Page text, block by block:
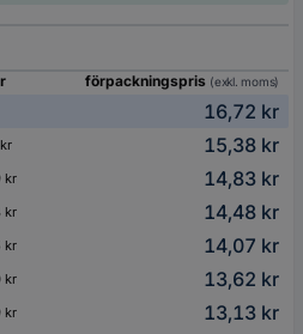
förpackningspris (exkl. moms)
16,72 kr
15,38 kr
kr
14,83 kr
kr
14,48 kr
kr
14,07 kr
kr
13,62 kr
kr 13,13 kr